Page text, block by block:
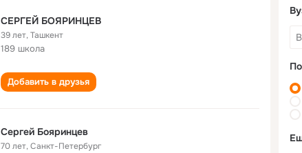
СЕРГЕЙ БОЯРИНЦЕВ
39 лет,Ташкент
189 школа
Добавить в друзья
Сергей Бояринцев
70 лет,Санкт-Петербург